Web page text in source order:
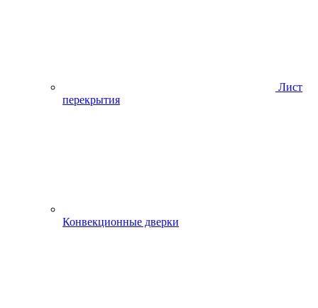
Лист
перекрытия
Конвекционные дверки